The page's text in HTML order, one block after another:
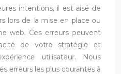
intentions, il est aisé de
lors de la mise en place ou
web. Ces erreurs peuvent
de votre stratégie et
utilisateur. Nous
erreurs les plus courantes à